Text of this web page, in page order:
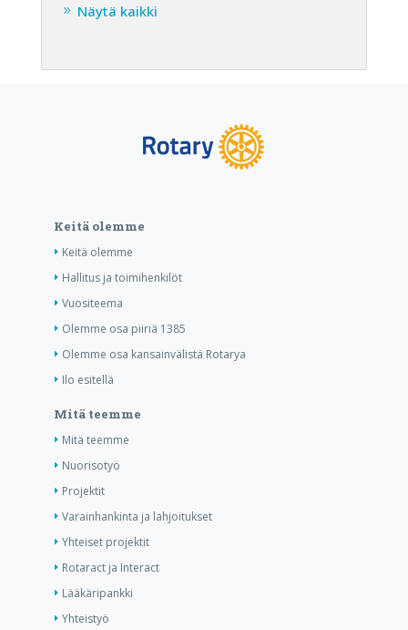
Näytä kaikki
Keitä olemme
Keitä olemme
Hallitus ja toimihenkilöt
Vuositeema
Olemme osa piiriä 1385
Olemme osa kansainvälistä Rotarya
Ilo esitellä
Mitä teemme
Mitä teemme
Nuorisotyö
Projektit
Varainhankinta ja lahjoitukset
Yhteiset projektit
Rotaract ja Interact
Lääkäripankki
Yhteistyö